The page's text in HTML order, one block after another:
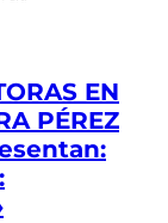
EN
PÉREZ